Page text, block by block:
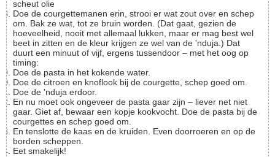
scheut olie
Doe de courgettemanen erin, strooi er wat zout over en schep
om. Bak ze wat, tot ze bruin worden. (Dat gaat, gezien de
hoeveelheid, nooit met allemaal lukken, maar er mag best wel
beet in zitten en de kleur krijgen ze wel van de 'nduja.) Dat
duurt een minuut of vijf, ergens tussendoor – met het oog op
timing:
Doe de pasta in het kokende water.
Doe de citroen en knoflook bij de courgette, schep goed om.
Doe de 'nduja erdoor.
En nu moet ook ongeveer de pasta gaar zijn – liever net niet
gaar. Giet af, bewaar een kopje kookvocht. Doe de pasta bij de
courgettes en schep goed om.
En tenslotte de kaas en de kruiden. Even doorroeren en op de
borden scheppen.
Eet smakelijk!